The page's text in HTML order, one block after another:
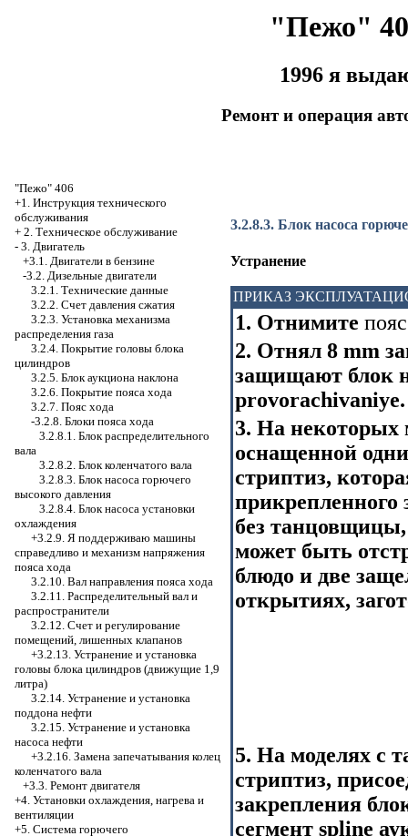
"Пежо"
1996 я
Ремонт и операция
"Пежо" 406
+1. Инструкция технического
обслуживания
+ 2. Техническое обслуживание
- 3. Двигатель
+3.1. Двигатели в бензине
-3.2. Дизельные двигатели
3.2.1. Технические данные
3.2.2. Счет давления сжатия
3.2.3. Установка механизма
распределения газа
3.2.4. Покрытие головы блока
цилиндров
3.2.5. Блок аукциона наклона
3.2.6. Покрытие пояса хода
3.2.7. Пояс хода
-3.2.8. Блоки пояса хода
3.2.8.1. Блок распределительного
вала
3.2.8.2. Блок коленчатого вала
3.2.8.3. Блок насоса горючего
высокого давления
3.2.8.4. Блок насоса установки
охлаждения
+3.2.9. Я поддерживаю машины
справедливо и механизм напряжения
пояса хода
3.2.10. Вал направления пояса хода
3.2.11. Распределительный вал и
распространители
3.2.12. Счет и регулирование
помещений, лишенных клапанов
+3.2.13. Устранение и установка
головы блока цилиндров (движущие 1,9
литра)
3.2.14. Устранение и установка
поддона нефти
3.2.15. Устранение и установка
насоса нефти
+3.2.16. Замена запечатывания колец
коленчатого вала
+3.3. Ремонт двигателя
+4. Установки охлаждения, нагрева и
вентиляции
+5. Система горючего
3.2.8.3. Блок насоса
Устранение
ПРИКАЗ
1. Отнимите
2. Отнял 8 mm
защищают блок
provorachivaniye.
3. На некоторых
оснащенной
стриптиз,
без
может быть
блюдо и две
открытиях,
5. На моделях с
стриптиз,
закрепления
сегмент spline